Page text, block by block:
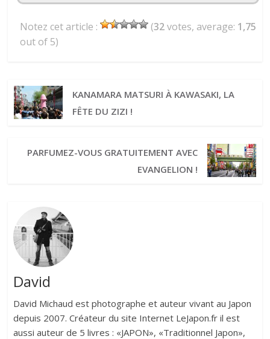
Notez cet article : (32votes, average: 1,75
out of 5)
KANAMARA MATSURI À KAWASAKI, LA
FÊTE DU ZIZI !
PARFUMEZ-VOUS GRATUITEMENT AVEC
EVANGELION !
David
David Michaud est photographe et auteur vivant au Japon
depuis 2007. Créateur du site Internet LeJapon.fr il est
aussi auteur de 5 livres : «JAPON», «Traditionnel Japon»,